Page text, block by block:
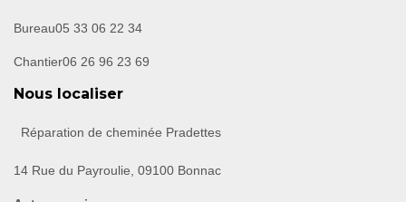
Bureau05 33 06 22 34
Chantier06 26 96 23 69
Nous localiser
Réparation de cheminée Pradettes
14 Rue du Payroulie, 09100 Bonnac